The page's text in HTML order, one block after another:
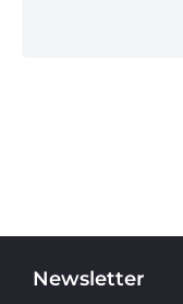
Newsletter